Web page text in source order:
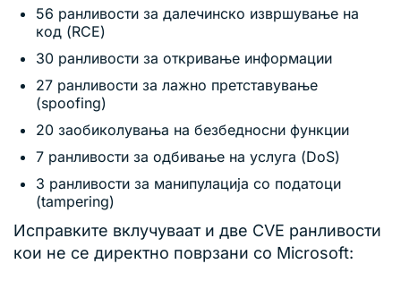
56 ранливости за далечинско извршување на
код (RCE)
30 ранливости за откривање информации
27 ранливости за лажно претставување
(spoofing)
20 заобиколувања на безбедносни функции
7 ранливости за одбивање на услуга (DoS)
3 ранливости за манипулација со податоци
(tampering)
Исправките вклучуваат и две CVE ранливости
кои не се директно поврзани со Microsoft: